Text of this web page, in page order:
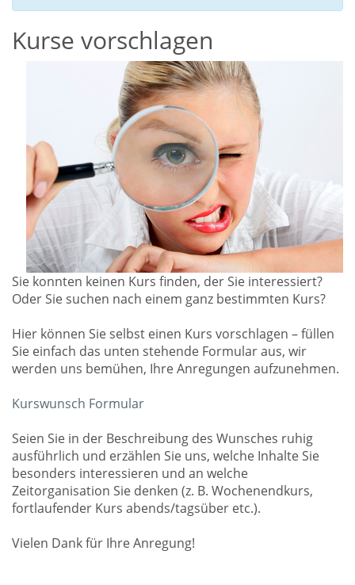
Kurse vorschlagen
Sie konnten keinen Kurs finden, der Sie interessiert?
Oder Sie suchen nach einem ganz bestimmten Kurs?
Hier können Sie selbst einen Kurs vorschlagen – füllen
Sie einfach das unten stehende Formular aus, wir
werden uns bemühen, Ihre Anregungen aufzunehmen.
Kurswunsch Formular
Seien Sie in der Beschreibung des Wunsches ruhig
ausführlich und erzählen Sie uns, welche Inhalte Sie
besonders interessieren und an welche
Zeitorganisation Sie denken (z. B. Wochenendkurs,
fortlaufender Kurs abends/tagsüber etc.).
Vielen Dank für Ihre Anregung!